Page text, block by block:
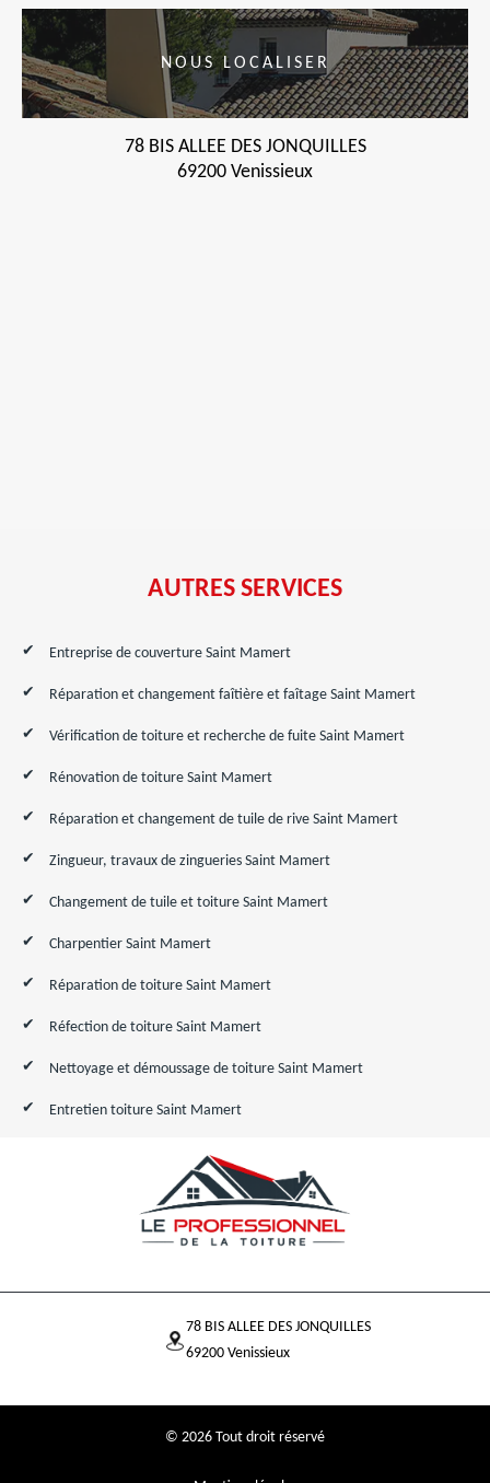
NOUS LOCALISER
78 BIS ALLEE DES JONQUILLES
69200 Venissieux
AUTRES SERVICES
Entreprise de couverture Saint Mamert
Réparation et changement faîtière et faîtage Saint Mamert
Vérification de toiture et recherche de fuite Saint Mamert
Rénovation de toiture Saint Mamert
Réparation et changement de tuile de rive Saint Mamert
Zingueur, travaux de zingueries Saint Mamert
Changement de tuile et toiture Saint Mamert
Charpentier Saint Mamert
Réparation de toiture Saint Mamert
Réfection de toiture Saint Mamert
Nettoyage et démoussage de toiture Saint Mamert
Entretien toiture Saint Mamert
78 BIS ALLEE DES JONQUILLES
69200 Venissieux
© 2026 Tout droit réservé